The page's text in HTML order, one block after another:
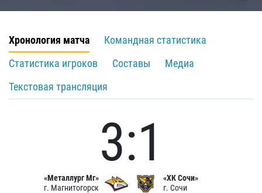
Хронология матча
Командная статистика
Статистика игроков
Составы
Медиа
Текстовая трансляция
«Металлург Мг»
г. Магнитогорск
3:1
«ХК Сочи»
г. Сочи